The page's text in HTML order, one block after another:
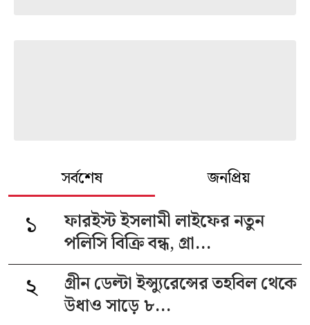
সর্বশেষ জনপ্রিয়
১
ফারইস্ট ইসলামী লাইফের নতুন
পলিসি বিক্রি বন্ধ, গ্রা...
২
গ্রীন ডেল্টা ইন্স্যুরেন্সের তহবিল থেকে
উধাও সাড়ে ৮...